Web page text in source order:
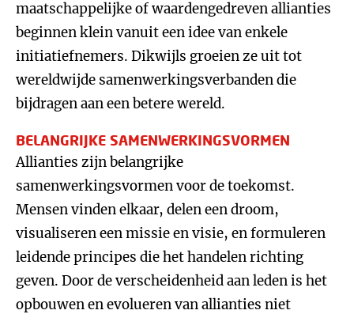
maatschappelijke of waardengedreven allianties
beginnen klein vanuit een idee van enkele
initiatiefnemers. Dikwijls groeien ze uit tot
wereldwijde samenwerkingsverbanden die
bijdragen aan een betere wereld.
BELANGRIJKE SAMENWERKINGSVORMEN
Allianties zijn belangrijke
samenwerkingsvormen voor de toekomst.
Mensen vinden elkaar, delen een droom,
visualiseren een missie en visie, en formuleren
leidende principes die het handelen richting
geven. Door de verscheidenheid aan leden is het
opbouwen en evolueren van allianties niet